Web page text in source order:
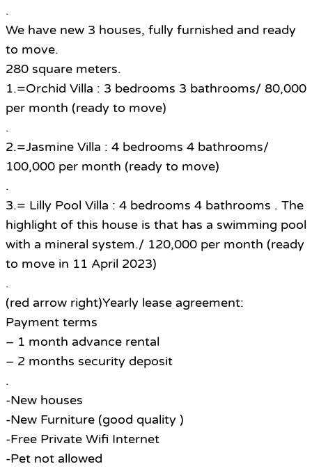
.
We have new 3 houses, fully furnished and ready
to move.
280 square meters.
1.=Orchid Villa : 3 bedrooms 3 bathrooms/ 80,000
per month (ready to move)
.
2.=Jasmine Villa : 4 bedrooms 4 bathrooms/
100,000 per month (ready to move)
.
3.= Lilly Pool Villa : 4 bedrooms 4 bathrooms . The
highlight of this house is that has a swimming pool
with a mineral system./ 120,000 per month (ready
to move in 11 April 2023)
.
(red arrow right)Yearly lease agreement:
Payment terms
– 1 month advance rental
– 2 months security deposit
.
-New houses
-New Furniture (good quality )
-Free Private Wifi Internet
-Pet not allowed